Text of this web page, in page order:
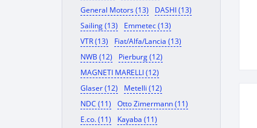
General Motors (13)
DASHI (13)
Sailing (13)
Emmetec (13)
VTR (13)
Fiat/Alfa/Lancia (13)
NWB (12)
Pierburg (12)
MAGNETI MARELLI (12)
Glaser (12)
Metelli (12)
NDC (11)
Otto Zimermann (11)
E.co. (11)
Kayaba (11)